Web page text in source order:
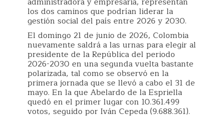
los dos caminos que podrían liderar la
gestión social del país entre 2026 y 2030.
El domingo 21 de junio de 2026, Colombia
nuevamente saldrá a las urnas para elegir al
presidente de la República del periodo
2026-2030 en una segunda vuelta bastante
polarizada, tal como se observó en la
primera jornada que se llevó a cabo el 31 de
mayo. En la que Abelardo de la Espriella
quedó en el primer lugar con 10.361.499
votos, seguido por Iván Cepeda (9.688.361).